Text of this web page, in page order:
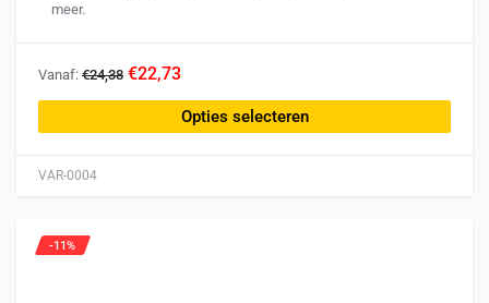
VAR-0004
meer.
Vanaf: €24,38 €22,73
Opties selecteren
product
heeft
meerdere
Deze
kan
-11%